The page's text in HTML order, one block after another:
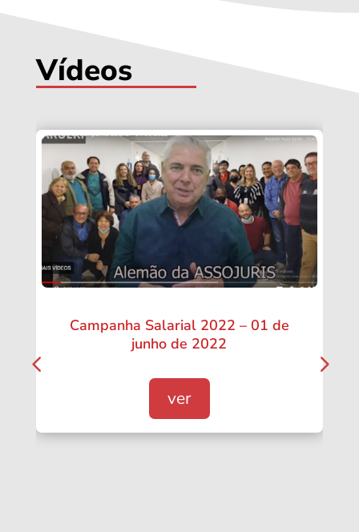
Vídeos
Campanha Salarial 2022 – 01 de
junho de 2022
ver